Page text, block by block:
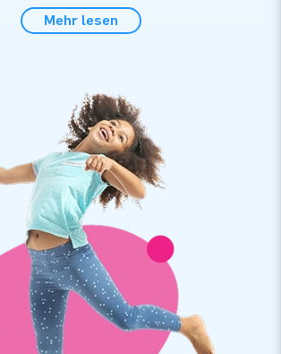
Vorrang
die sicher zu bedienen sind. Gut zu
sind nach der Sicherheits- und
EN 15649:2009 zertifiziert. Mit jeder
Sie ein anerkanntes Prüfzeugnis,
Bedienungsanleitung. Sie müssen das
an den Anschlagpunkten anbringen,
an Ort und Stelle bleibt und nicht zu nahe
treibt. Auf diese Weise können Sie alles
ein großartiges Erlebnis erleben.
bei JB immer Vorrang
aus starkem,
Mehr lesen